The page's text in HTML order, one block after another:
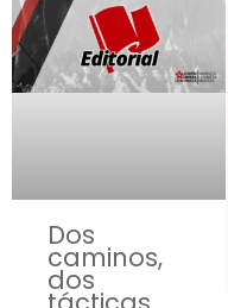
Dos
caminos,
dos